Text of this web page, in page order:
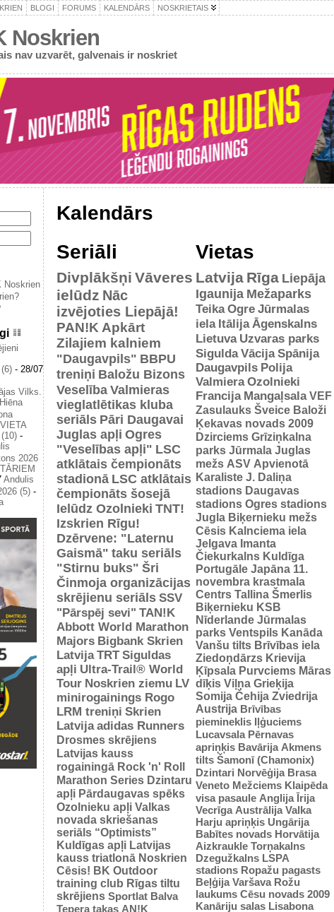
BLOGI FORUMS KALENDĀRS NOSKRIETAIS
Noskrien
nav uzvarēt, galvenais ir noskriet
Noskrien
- 28/07
Vilks.
Hiēna
-
2026
Andulis
(5) -
Kalendārs
Seriāli
Divplākšņi Vāveres
ielūdz Nāc
izvējoties Liepājā!
PAN!K Apkārt
Zilajiem kalniem
"Daugavpils" BBPU
treniņi Baložu Bizons
Veselība Valmieras
vieglatlētikas kluba
seriāls Pāri Daugavai
Juglas apļi Ogres
"Veselības apļi" LSC
atklātais čempionāts
stadionā LSC atklātais
čempionāts šosejā
Ielūdz Ozolnieki TNT!
Izskrien Rīgu!
Dzērvene: "Laternu
Gaismā" taku seriāls
"Stirnu buks" Šri
Činmoja organizācijas
skrējienu seriāls SSV
"Pārspēj sevi" TAN!K
Abbott World Marathon
Majors Bigbank Skrien
Latvija TRT Siguldas
apļi Ultra-Trail® World
Tour Noskrien ziemu LV
minirogainings Rogo
LRM treniņi Skrien
Latvija adidas Runners
Drosmes skrējiens
Latvijas kauss
rogainingā Rock 'n' Roll
Marathon Series Dzintaru
apļi Pārdaugavas spēks
Ozolnieku apļi Valkas
novada skriešanas
seriāls “Optimists”
Kuldīgas apļi Latvijas
kauss triatlonā Noskrien
Cēsis! BK Outdoor
training club Rīgas tiltu
skrējiens Sportlat Balva
Tepera takas AN!K
Vietas
Latvija Rīga Liepāja
Igaunija Mežaparks
Teika Ogre Jūrmalas
iela Itālija Āgenskalns
Lietuva Uzvaras parks
Sigulda Vācija Spānija
Daugavpils Polija
Valmiera Ozolnieki
Francija Mangaļsala VEF
Zasulauks Šveice Baloži
Ķekavas novads 2009
Dzirciems Grīziņkalna
parks Jūrmala Juglas
mežs ASV Apvienotā
Karaliste J. Daliņa
stadions Daugavas
stadions Ogres stadions
Jugla Biķernieku mežs
Cēsis Kalnciema iela
Jelgava Imanta
Čiekurkalns Kuldīga
Portugāle Japāna 11.
novembra krastmala
Centrs Tallina Šmerlis
Biķernieku KSB
Nīderlande Jūrmalas
parks Ventspils Kanāda
Vanšu tilts Brīvības iela
Ziedoņdārzs Krievija
Ķīpsala Purvciems Māras
dīķis Viļņa Grieķija
Somija Čehija Zviedrija
Austrija Brīvības
piemineklis Iļģuciems
Lucavsala Pērnavas
apriņķis Bavārija Akmens
tilts Šamonī (Chamonix)
Dzintari Norvēģija Brasa
Veneto Mežciems Klaipēda
visa pasaule Anglija Īrija
Vecrīga Austrālija Valka
Harju apriņķis Ungārija
Babītes novads Horvātija
Aizkraukle Torņakalns
Dzegužkalns LSPA
stadions Ropažu pagasts
Beļģija Varšava Rožu
laukums Cēsu novads 2009
Kanāriju salas Lisabona